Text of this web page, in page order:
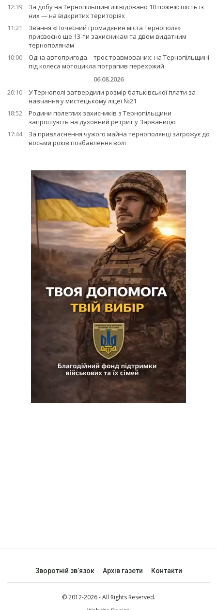
12:39
За добу на Тернопільщині ліквідовано 10 пожеж: шість із
них — на відкритих територіях
11:21
Звання «Почесний громадянин міста Тернополя»
присвоєно ще 13-ти захисникам та двом видатним
тернополянам
10:00
Одна автопригода – троє травмованих: на Тернопільщині
під колеса мотоцикла потрапив перехожий
06.08.2026
20:10
У Тернополі затвердили розмір батьківської плати за
навчання у мистецькому ліцеї №21
18:52
Родини полеглих захисників з Тернопільщини
запрошують на духовний ретрит у Зарваницю
17:44
За привласнення чужого майна тернополянці загрожує до
восьми років позбавлення волі
Зворотній зв’язок Архів газети Контакти
© 2012-2026 - All Rights Reserved.